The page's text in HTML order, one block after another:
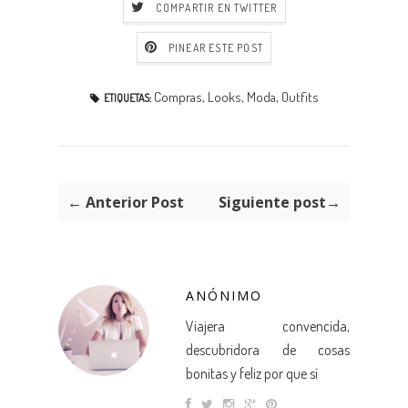
COMPARTIR EN TWITTER
PINEAR ESTE POST
ETIQUETAS: Compras, Looks, Moda, Outfits
← Anterior Post Siguiente post→
ANÓNIMO
Viajera convencida,
descubridora de cosas
bonitas y feliz por que sí